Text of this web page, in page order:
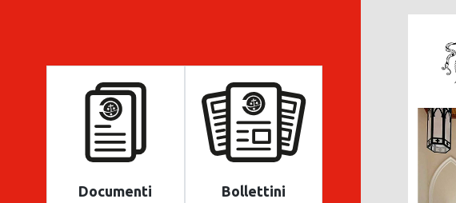
Documenti Bollettini